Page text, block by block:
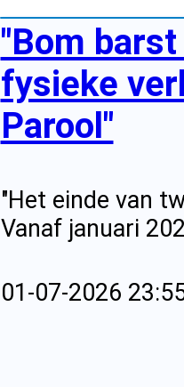
"Bom
fysieke
Parool"
"Het einde van
Vanaf januari
01-07-2026